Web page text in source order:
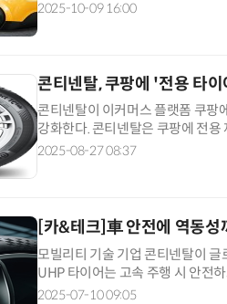
제품군 '에이콘택트(aContact)'를
2025-10-09 16:00
콘티넨탈, 쿠팡에 '전용 타
콘티넨탈이 이커머스 플랫폼 쿠팡
강화한다. 콘티넨탈은 쿠팡에 전
공급한다고 26일 밝혔다. 테크콘
2025-08-27 08:37
[카&테크]車 안전에 역동
모빌리티 기술 기업 콘티넨탈이
UHP 타이어는 고속 주행 시 안전
반적으로 18인치 이상 고인치 타
2025-07-10 09:05